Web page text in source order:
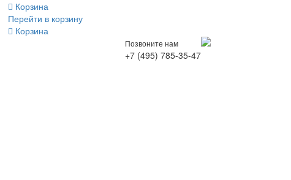
Корзина
Перейти в корзину
Корзина
Позвоните нам
+7 (495) 785-35-47